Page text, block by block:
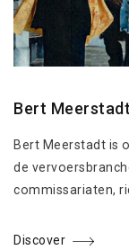
Bert Meerstadt
Bert Meerstadt is
de
commissariaten,
Discover